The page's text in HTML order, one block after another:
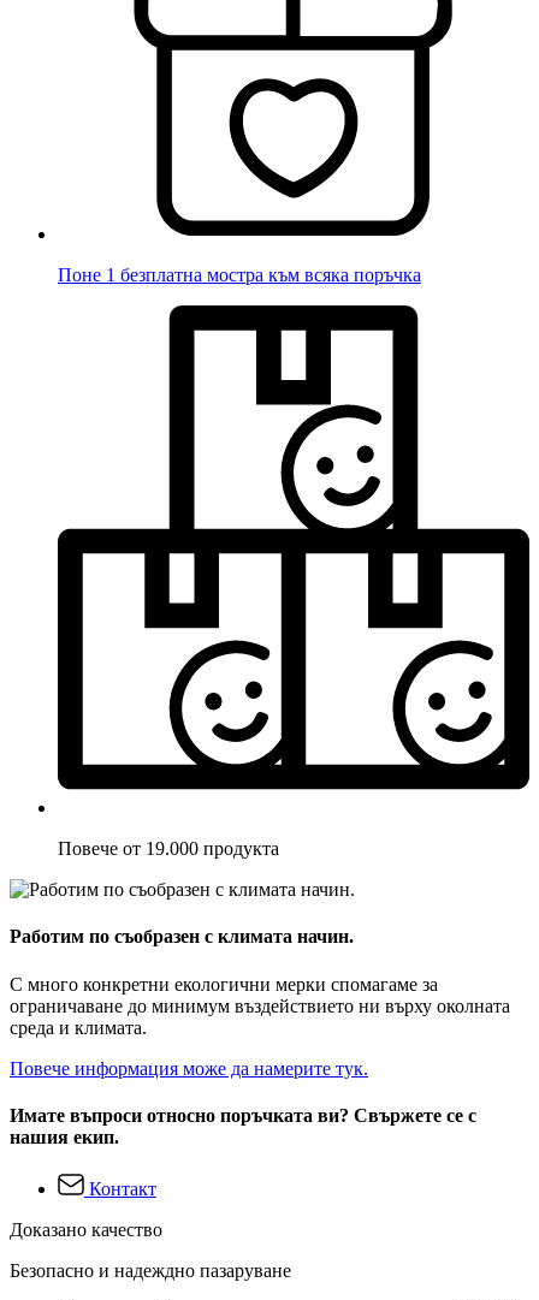
Поне 1 безплатна мостра към всяка поръчка
Повече от 19.000 продукта
Работим по съобразен с климата начин.
С много конкретни екологични мерки спомагаме за
ограничаване до минимум въздействието ни върху околната
среда и климата.
Повече информация може да намерите тук.
Имате въпроси относно поръчката ви? Свържете се с
нашия екип.
Контакт
Доказано качество
Безопасно и надеждно пазаруване